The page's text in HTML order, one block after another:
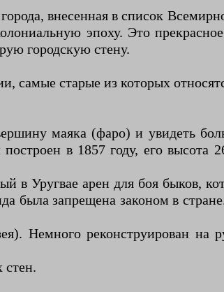
внесенная в список
эпоху. Это
городскую стену.
самые старые из которых
маяка (фаро) и увидеть
в 1857 году, его высота
в Уругвае арен для боя быков,
была запрещена законом в
Немного реконструирован на
стен.